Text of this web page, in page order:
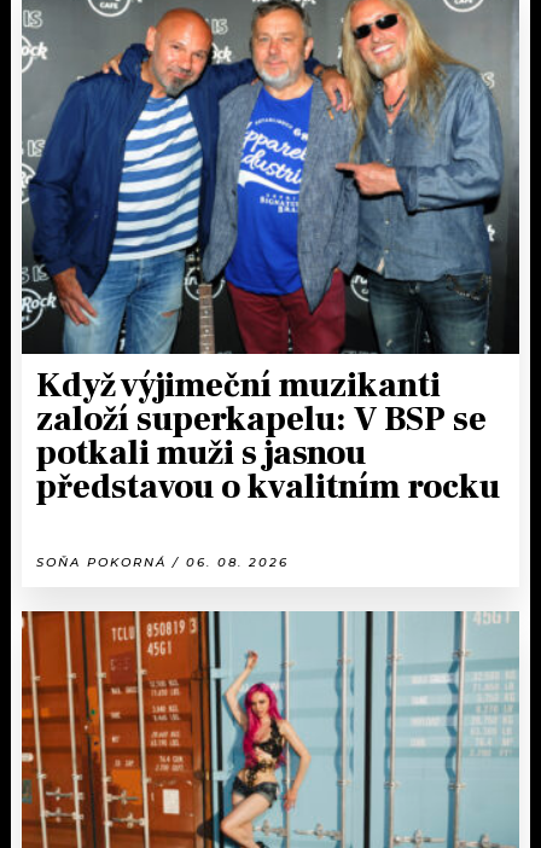
Když výjimeční muzikanti
založí superkapelu: V BSP se
potkali muži s jasnou
představou o kvalitním rocku
SOŇA POKORNÁ / 06. 08. 2026